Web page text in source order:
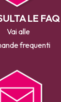
LE FAQ
Vai alle
frequenti